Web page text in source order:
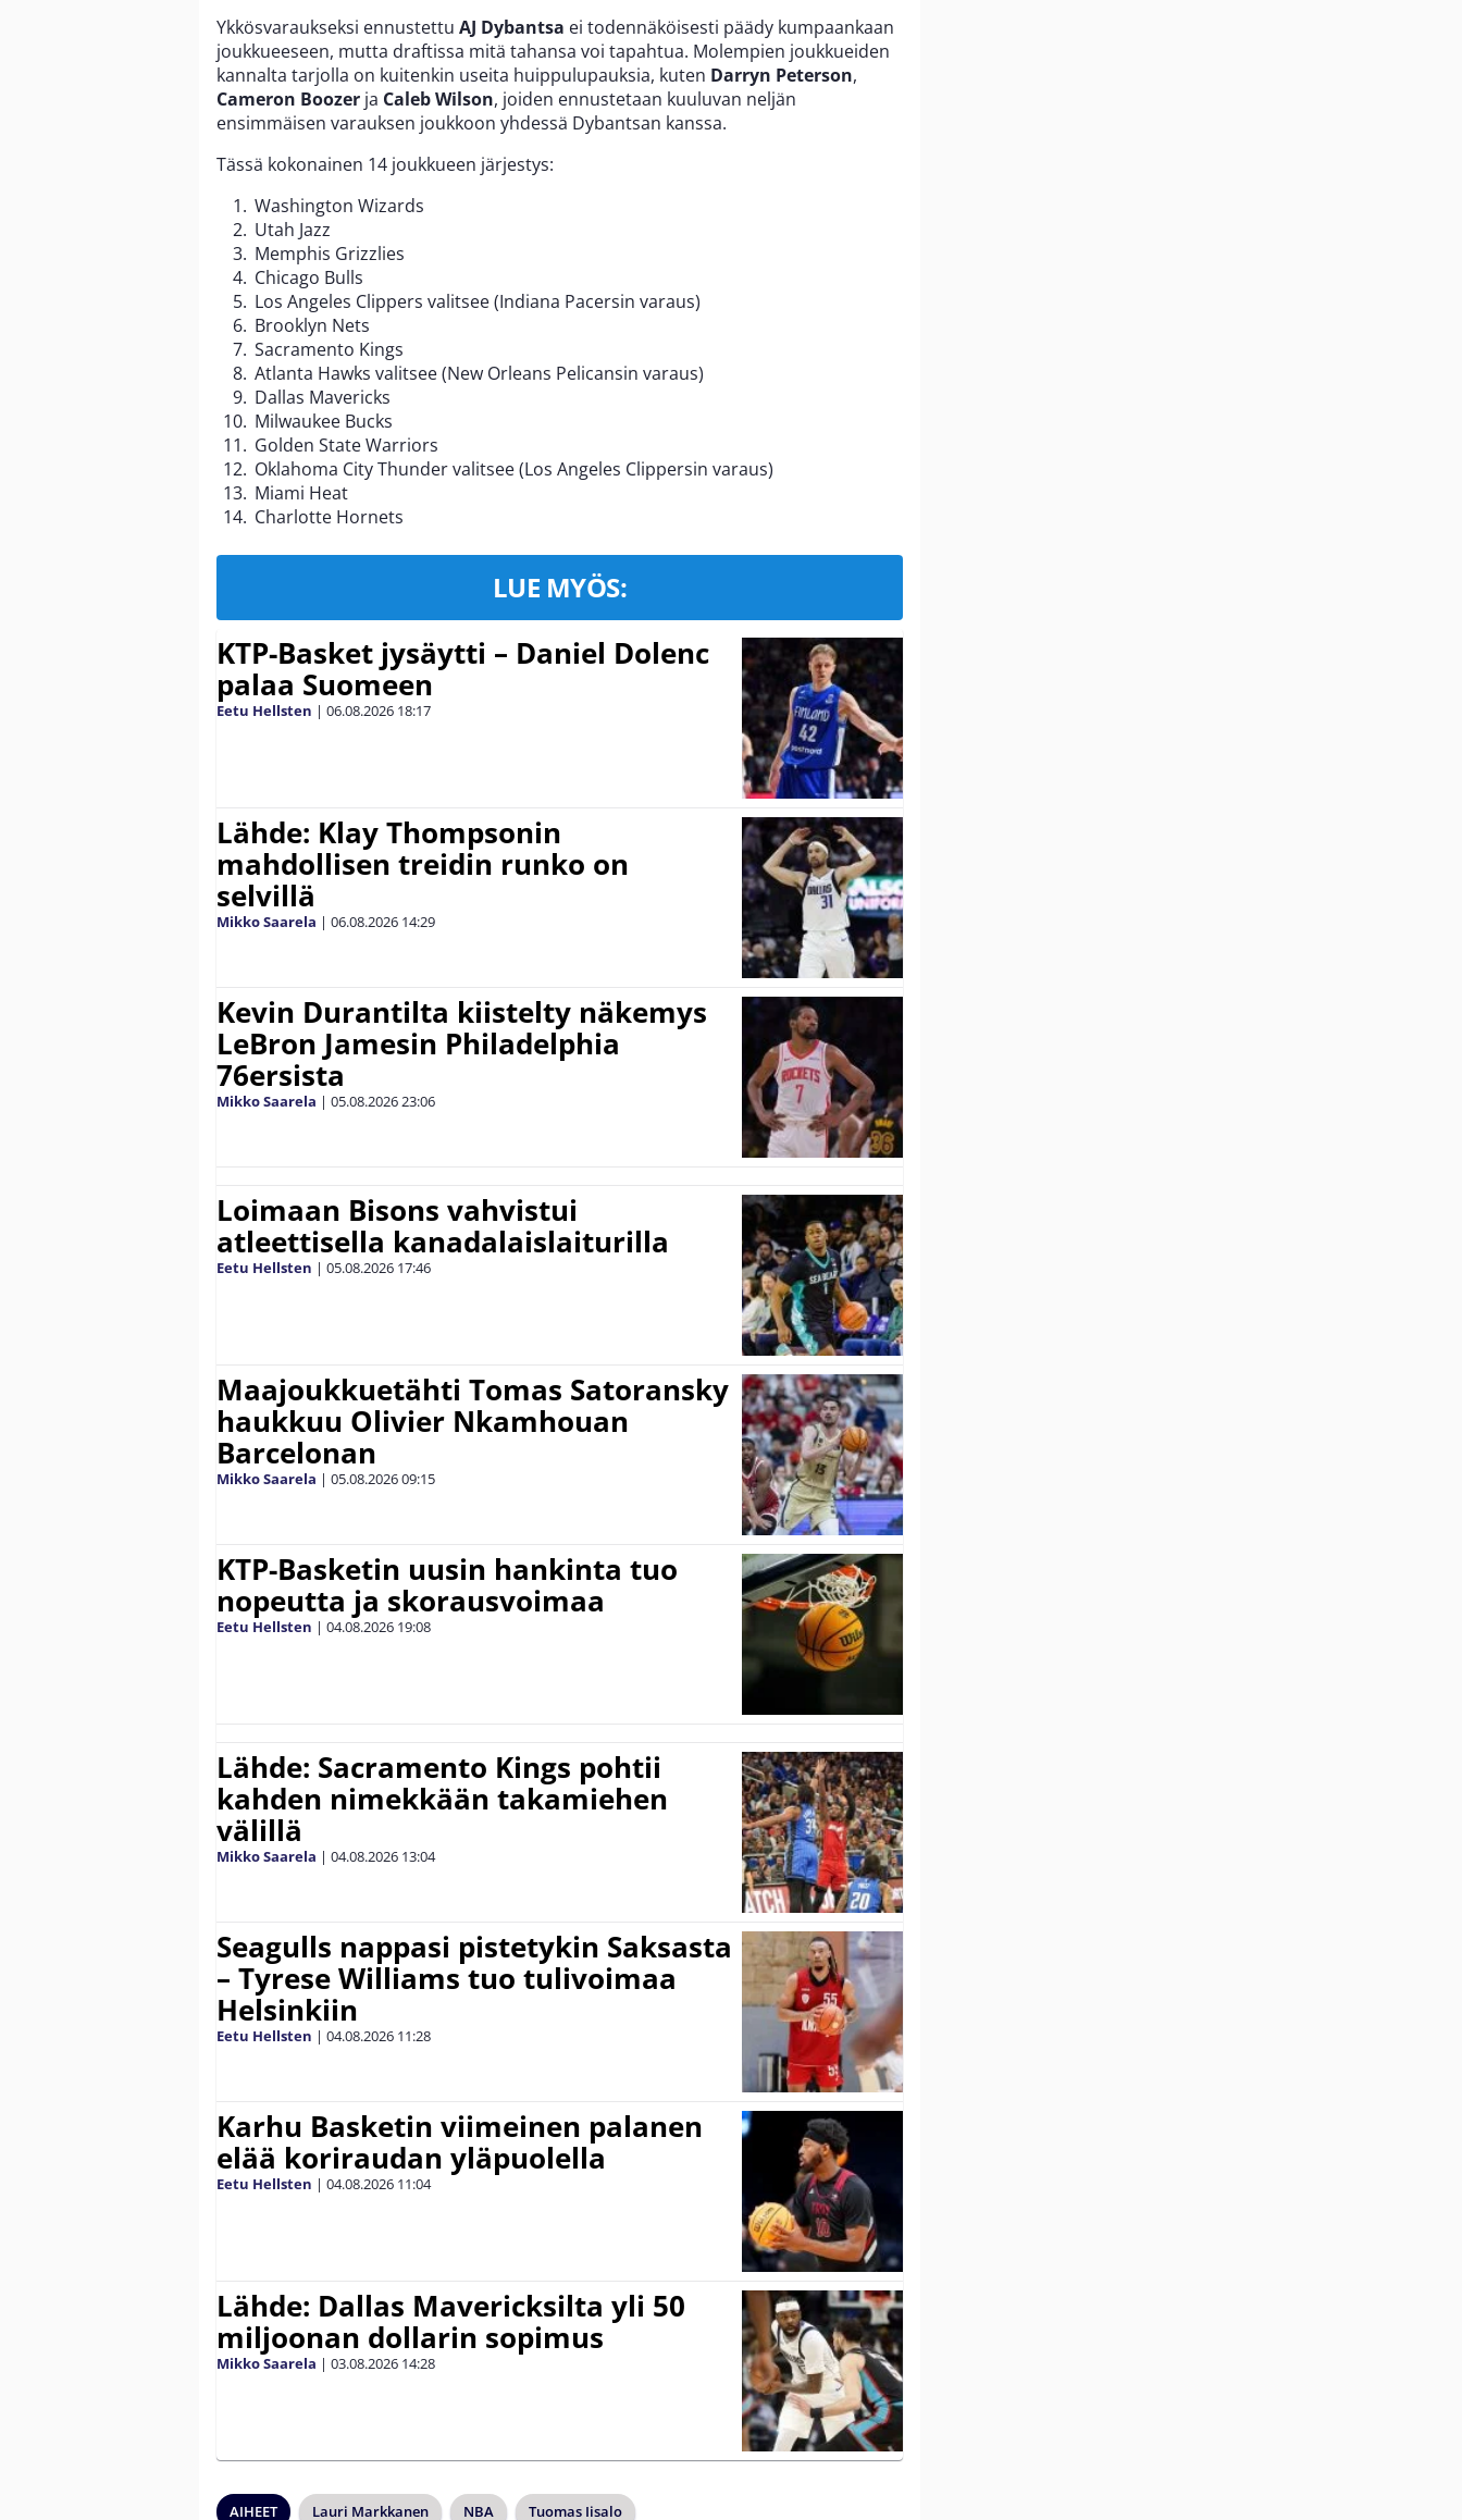
Ykkösvaraukseksi ennustettu AJ Dybantsa ei todennäköisesti päädy kumpaankaan
joukkueeseen, mutta draftissa mitä tahansa voi tapahtua. Molempien joukkueiden
kannalta tarjolla on kuitenkin useita huippulupauksia, kuten Darryn Peterson,
Cameron Boozer ja Caleb Wilson, joiden ennustetaan kuuluvan neljän
ensimmäisen varauksen joukkoon yhdessä Dybantsan kanssa.
Tässä kokonainen 14 joukkueen järjestys:
Washington Wizards
Utah Jazz
Memphis Grizzlies
Chicago Bulls
Los Angeles Clippers valitsee (Indiana Pacersin varaus)
Brooklyn Nets
Sacramento Kings
Atlanta Hawks valitsee (New Orleans Pelicansin varaus)
Dallas Mavericks
Milwaukee Bucks
Golden State Warriors
Oklahoma City Thunder valitsee (Los Angeles Clippersin varaus)
Miami Heat
Charlotte Hornets
LUE MYÖS:
KTP-Basket jysäytti – Daniel Dolenc
palaa Suomeen
Eetu Hellsten | 06.08.2026 18:17
Lähde: Klay Thompsonin
mahdollisen treidin runko on
selvillä
Mikko Saarela | 06.08.2026 14:29
Kevin Durantilta kiistelty näkemys
LeBron Jamesin Philadelphia
76ersista
Mikko Saarela | 05.08.202623:06
Loimaan Bisons vahvistui
atleettisella kanadalaislaiturilla
Eetu Hellsten | 05.08.2026 17:46
Maajoukkuetähti Tomas Satoransky
haukkuu Olivier Nkamhouan
Barcelonan
Mikko Saarela | 05.08.202609:15
KTP-Basketin uusin hankinta tuo
nopeutta ja skorausvoimaa
Eetu Hellsten | 04.08.2026 19:08
Lähde: Sacramento Kings pohtii
kahden nimekkään takamiehen
välillä
Mikko Saarela | 04.08.2026 13:04
Seagulls nappasi pistetykin Saksasta
– Tyrese Williams tuo tulivoimaa
Helsinkiin
Eetu Hellsten | 04.08.2026 11:28
Karhu Basketin viimeinen palanen
elää koriraudan yläpuolella
Eetu Hellsten | 04.08.2026 11:04
Lähde: Dallas Mavericksilta yli 50
miljoonan dollarin sopimus
Mikko Saarela | 03.08.2026 14:28
AIHEET Lauri Markkanen NBA Tuomas Iisalo